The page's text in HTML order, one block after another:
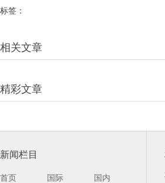
标签：
相关文章
精彩文章
新闻栏目
首页 国际
国内